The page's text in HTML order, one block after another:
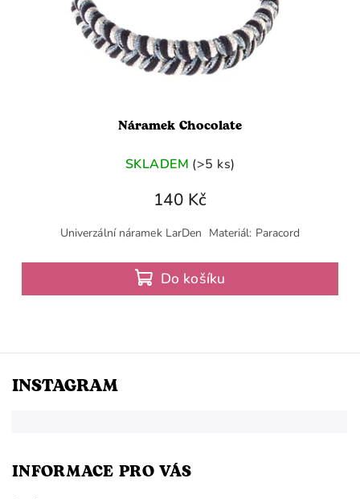
Náramek Chocolate
SKLADEM (>5 ks)
140 Kč
Do košíku
Univerzální náramek LarDen Materiál: Paracord
INSTAGRAM
INFORMACE PRO VÁS